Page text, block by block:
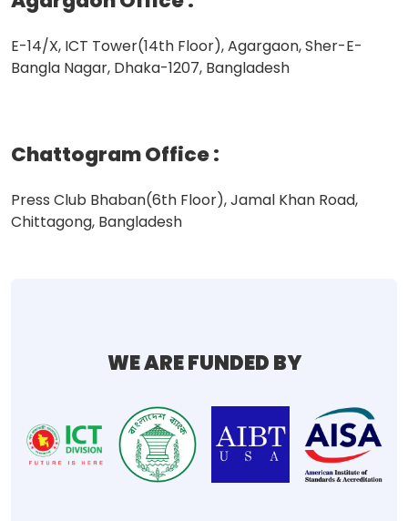
E-14/X, ICT Tower(14th Floor), Agargaon, Sher-E-
Bangla Nagar, Dhaka-1207, Bangladesh
Chattogram Office:
Press Club Bhaban(6th Floor), Jamal Khan Road,
Chittagong, Bangladesh
WE ARE FUNDED BY